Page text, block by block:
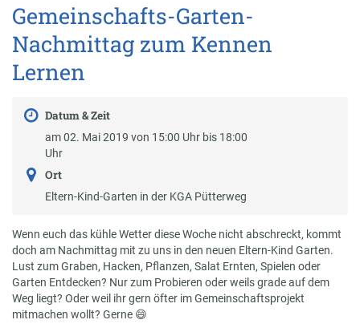
Gemeinschafts-Garten-
Nachmittag zum Kennen
Lernen
Datum & Zeit
am 02. Mai 2019 von 15:00 Uhr bis 18:00
Uhr
Ort
Eltern-Kind-Garten in der KGA Pütterweg
Wenn euch das kühle Wetter diese Woche nicht abschreckt, kommt
doch am Nachmittag mit zu uns in den neuen Eltern-Kind Garten.
Lust zum Graben, Hacken, Pflanzen, Salat Ernten, Spielen oder
Garten Entdecken? Nur zum Probieren oder weils grade auf dem
Weg liegt? Oder weil ihr gern öfter im Gemeinschaftsprojekt
mitmachen wollt? Gerne 😄